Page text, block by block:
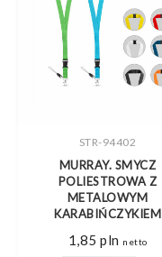
STR-94402
MURRAY. SMYCZ
POLIESTROWA Z
METALOWYM
KARABIŃCZYKIEM
1,85 pln netto